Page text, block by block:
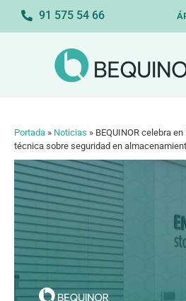
91 575 54 66
Portada » Noticias » BEQUINOR celebra
técnica sobre seguridad en